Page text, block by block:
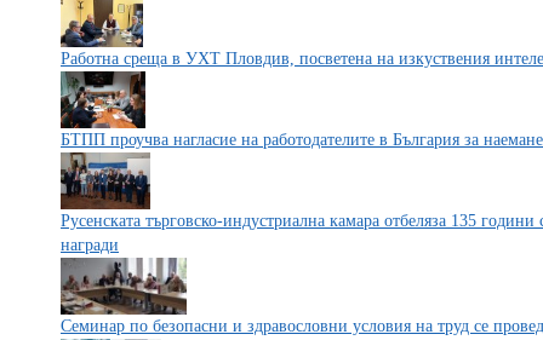
Работна среща в УХТ Пловдив, посветена на изкуствения
БТПП проучва нагласие на работодателите в България за
Русенската търговско-индустриална камара отбеляза 135
награди​
Семинар по безопасни и здравословни условия на труд се